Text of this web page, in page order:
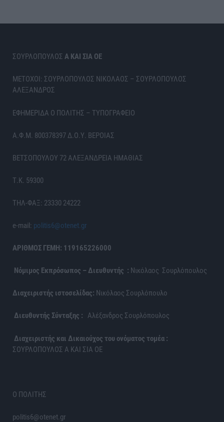
ΣΟΥΡΛΟΠΟΥΛΟΣ Α ΚΑΙ ΣΙΑ ΟΕ
ΜΕΤΟΧΟΙ: ΣΟΥΡΛΟΠΟΥΛΟΣ ΝΙΚΟΛΑΟΣ – ΣΟΥΡΛΟΠΟΥΛΟΣ
ΑΛΕΞΑΝΔΡΟΣ
ΕΦΗΜΕΡΙΔΑ Ο ΠΟΛΙΤΗΣ – ΤΥΠΟΓΡΑΦΕΙΟ
Α.Φ.Μ. 800378397 Δ.Ο.Υ. ΒΕΡΟΙΑΣ
ΒΕΤΣΟΠΟΥΛΟΥ 72 ΑΛΕΞΑΝΔΡΕΙΑ ΗΜΑΘΙΑΣ
Τ.Κ. 59300
ΤΗΛ-ΦΑΞ: 23330 24222
e-mail: politis6@otenet.gr
ΑΡΙΘΜΟΣ ΓΕΜΗ: 119165226000
Νόμιμος Εκπρόσωπος – Διευθυντής : Νικόλαος Σουρλόπουλος
Διαχειριστής ιστοσελίδας: Νικόλαος Σουρλόπουλο
Διευθυντής Σύνταξης : Αλέξανδρος Σουρλόπουλος
Διαχειριστής και Δικαιούχος του ονόματος τομέα :
ΣΟΥΡΛΟΠΟΥΛΟΣ Α ΚΑΙ ΣΙΑ ΟΕ
Ο ΠΟΛΙΤΗΣ
politis6@otenet.gr